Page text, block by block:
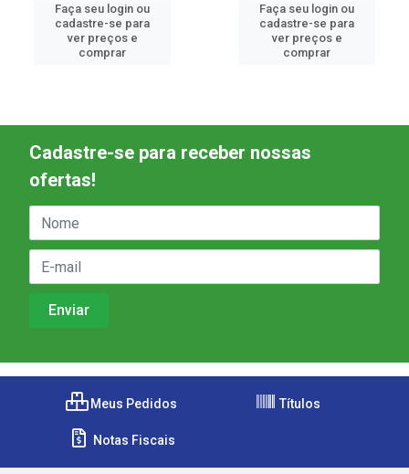
Faça seu login ou
cadastre-se para
ver preços e
comprar
Faça seu login ou
cadastre-se para
ver preços e
comprar
Cadastre-se para receber nossas
ofertas!
Meus Pedidos Títulos
Notas Fiscais